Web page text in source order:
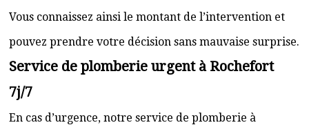
Vous connaissez ainsi le montant de l’intervention et
pouvez prendre votre décision sans mauvaise surprise.
Service de plomberie urgent à Rochefort
7j/7
En cas d’urgence, notre service de plomberie à